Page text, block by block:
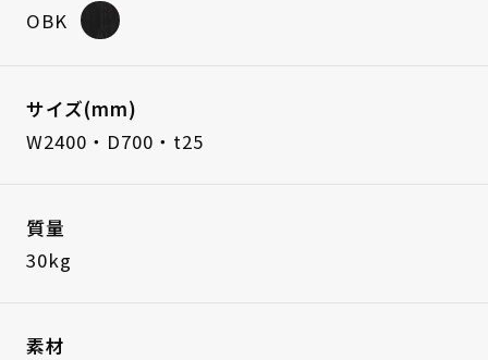
OBK
サイズ(mm)
W2400・D700・t25
質量
30kg
素材